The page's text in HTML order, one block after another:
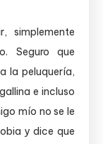
simplemente
Seguro que
la peluquería,
e incluso
mío no se le
y dice que